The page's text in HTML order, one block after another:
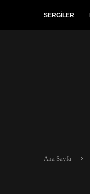
SERGİLER
Ana Sayfa